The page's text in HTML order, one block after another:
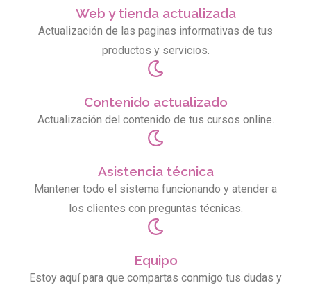
Web y tienda actualizada
Actualización de las paginas informativas de tus
productos y servicios.
Contenido actualizado
Actualización del contenido de tus cursos online.
Asistencia técnica
Mantener todo el sistema funcionando y atender a
los clientes con preguntas técnicas.
Equipo
Estoy aquí para que compartas conmigo tus dudas y